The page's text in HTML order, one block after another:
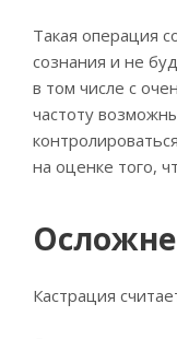
Такая операция
сознания и не
в том числе с
частоту
на оценке того,
Кастрация